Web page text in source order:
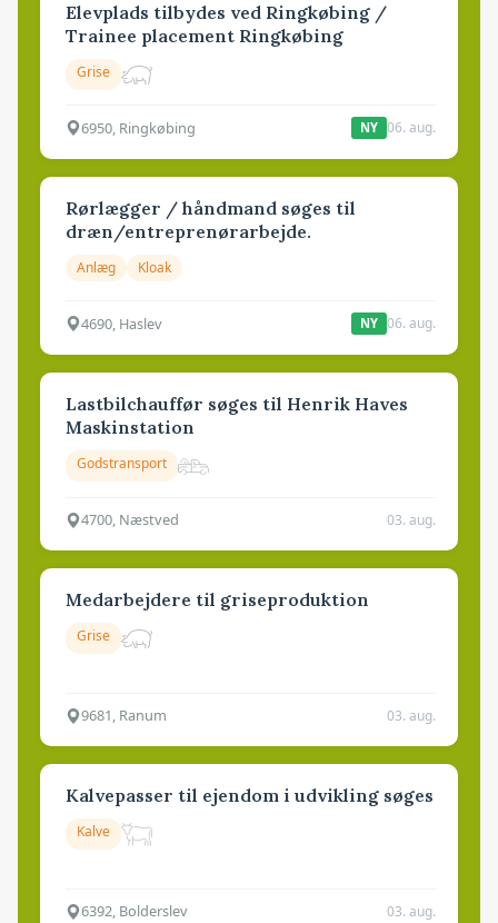
Elevplads tilbydes ved Ringkøbing /
Trainee placement Ringkøbing
Grise
6950, Ringkøbing NY 06. aug.
Rørlægger / håndmand søges til
dræn/entreprenørarbejde.
Anlæg Kloak
4690, Haslev NY 06. aug.
Lastbilchauffør søges til Henrik Haves
Maskinstation
Godstransport
4700, Næstved 03. aug.
Medarbejdere til griseproduktion
Grise
9681, Ranum 03. aug.
Kalvepasser til ejendom i udvikling søges
Kalve
6392, Bolderslev 03. aug.